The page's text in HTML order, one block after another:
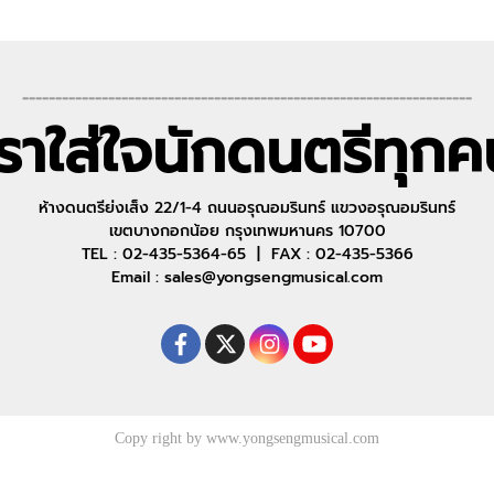
--------------------------------------------------------------------
าใส่ใจนักดนตรีทุก
ห้างดนตรีย่งเส็ง 22/1-4 ถนนอรุณอมรินทร์ แขวงอรุณอมรินทร์
เขตบางกอกน้อย กรุงเทพมหานคร 10700
TEL : 02-435-5364-65 | FAX : 02-435-5366
Email : sales@yongsengmusical.com
Copy right by www.yongsengmusical.com